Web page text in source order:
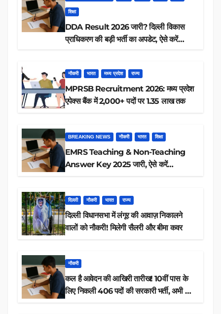
शिक्षा
DDA Result 2026 जारी? दिल्ली विकास
प्राधिकरण की बड़ी भर्ती का अपडेट, ऐसे करें
नौकरी भारत मध्य प्रदेश राज्य
MPRSB Recruitment 2026: मध्य प्रदेश
एपेक्स बैंक में 2,000+ पदों पर 1.35 लाख तक
BREAKING NEWS नौकरी भारत शिक्षा
EMRS Teaching & Non-Teaching
Answer Key 2025 जारी, ऐसे करें
दिल्ली नौकरी भारत राज्य
दिल्ली विधानसभा में लंगूर की आवाज़ निकालने
वालों को नौकरी! मिलेगी सैलरी और बीमा कवर
नौकरी
कल है आवेदन की आखिरी तारीख! 10वीं पास के
लिए निकली 406 पदों की सरकारी भर्ती, अभी करें